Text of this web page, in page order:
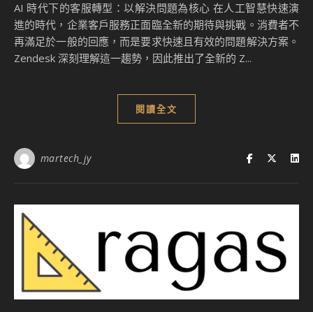
AI 時代下的客服轉型：以解決問題為核心 在人工智慧快速演
進的時代，企業客戶服務正面臨全新的期待與挑戰。消費者不
再滿足於一般的回應，而是要求快速且有效的問題解決方案。
Zendesk 深刻理解這一趨勢，因此推出了全新的 Z...
閱讀全文
martech_jy